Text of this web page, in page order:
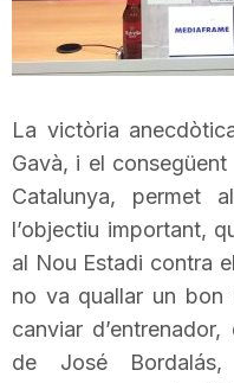
d
e
T
La victòria
Gavà, i el
Catalunya, permet
l’objectiu important,
al Nou Estadi contra
no va quallar un bon
canviar
de José Bordalás,